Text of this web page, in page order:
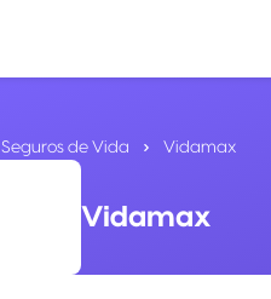
Seguros de Vida Vidamax
Vidamax